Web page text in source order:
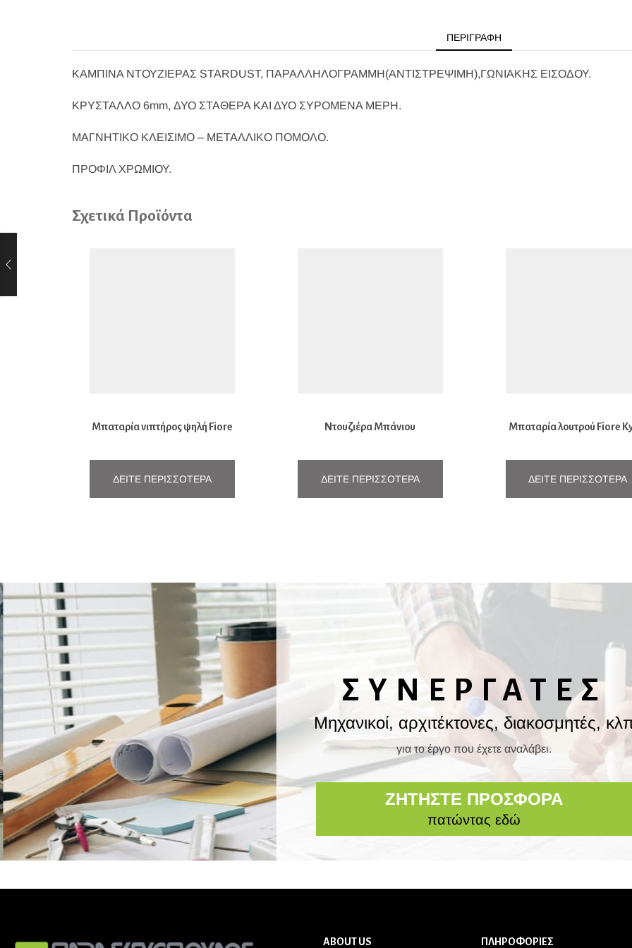
ΠΕΡΙΓΡΑΦΉ
ΚΑΜΠΙΝΑ ΝΤΟΥΖΙΕΡΑΣ STARDUST, ΠΑΡΑΛΛΗΛΟΓΡΑΜΜΗ(ΑΝΤΙΣΤΡΕΨΙΜΗ),ΓΩΝΙΑΚΗΣ ΕΙΣΟΔΟΥ.
ΚΡΥΣΤΑΛΛΟ 6mm, ΔΥΟ ΣΤΑΘΕΡΑ ΚΑΙ ΔΥΟ ΣΥΡΟΜΕΝΑ ΜΕΡΗ.
ΜΑΓΝΗΤΙΚΟ ΚΛΕΙΣΙΜΟ – ΜΕΤΑΛΛΙΚΟ ΠΟΜΟΛΟ.
ΠΡΟΦΙΛ ΧΡΩΜΙΟΥ.
Σχετικά Προϊόντα
Μπαταρία νιπτήρος ψηλή Fiore
ΔΕΊΤΕ ΠΕΡΙΣΣΌΤΕΡΑ
Ντουζιέρα Μπάνιου
ΔΕΊΤΕ ΠΕΡΙΣΣΌΤΕΡΑ
Μπαταρία λουτρού Fiore
ΔΕΊΤΕ ΠΕΡΙΣΣΌΤΕΡΑ
ΣΥΝΕΡΓΑΤΕΣ
Μηχανικοί, αρχιτέκτονες, διακοσμητές,
για το έργο που έχετε αναλάβει.
ΖΗΤΗΣΤΕ ΠΡΟΣΦΟΡΑ
πατώντας εδώ
ABOUT US ΠΛΗΡΟΦΟΡΙΕΣ